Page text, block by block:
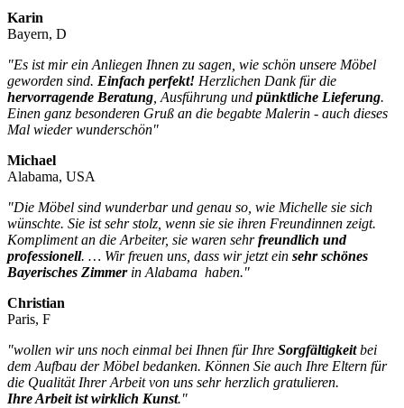
Karin
Bayern, D
"Es ist mir ein Anliegen Ihnen zu sagen, wie schön unsere Möbel
geworden sind. Einfach perfekt! Herzlichen Dank für die
hervorragende Beratung, Ausführung und pünktliche Lieferung.
Einen ganz besonderen Gruß an die begabte Malerin - auch dieses
Mal wieder wunderschön"
Michael
Alabama, USA
"Die Möbel sind wunderbar und genau so, wie Michelle sie sich
wünschte. Sie ist sehr stolz, wenn sie sie ihren Freundinnen zeigt.
Kompliment an die Arbeiter, sie waren sehrfreundlich und
professionell. … Wir freuen uns, dass wir jetzt ein sehr schönes
Bayerisches Zimmerin Alabama haben."
Christian
Paris, F
"wollen wir uns noch einmal bei Ihnen für Ihre Sorgfältigkeitbei
dem Aufbau der Möbel bedanken. Können Sie auch Ihre Eltern für
die Qualität Ihrer Arbeit von uns sehr herzlich gratulieren.
Ihre Arbeit ist wirklich Kunst."